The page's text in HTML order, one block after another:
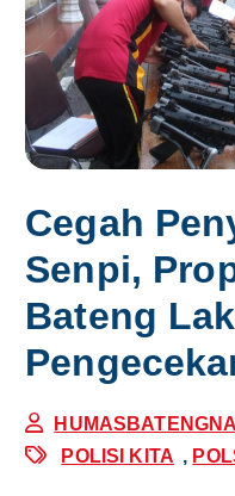
Cegah
Senpi,
Bateng
POLISI KITA ,